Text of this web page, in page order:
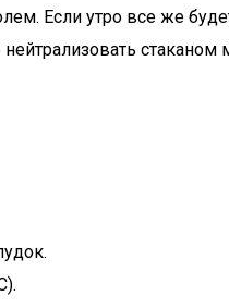
Если утро все же